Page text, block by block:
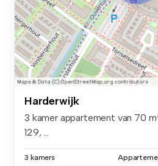
Harderwijk
3 kamer appartement van 70
129, ...
3 kamers